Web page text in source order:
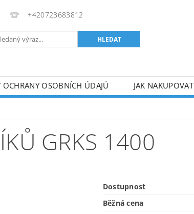
+420723683812
OSOBNÍCH ÚDAJŮ JAK NAKUPOVAT
AKU NÁŘADÍ STAVEBNÍ STROJE
GRKS 1400
Dostupnost
Běžná cena